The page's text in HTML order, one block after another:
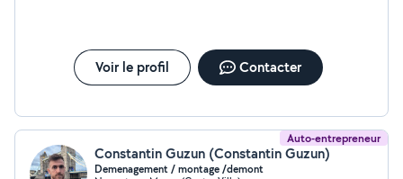
Voir le profil Contacter
Auto-entrepreneur
Constantin Guzun (Constantin Guzun)
Demenagement / montage /demont